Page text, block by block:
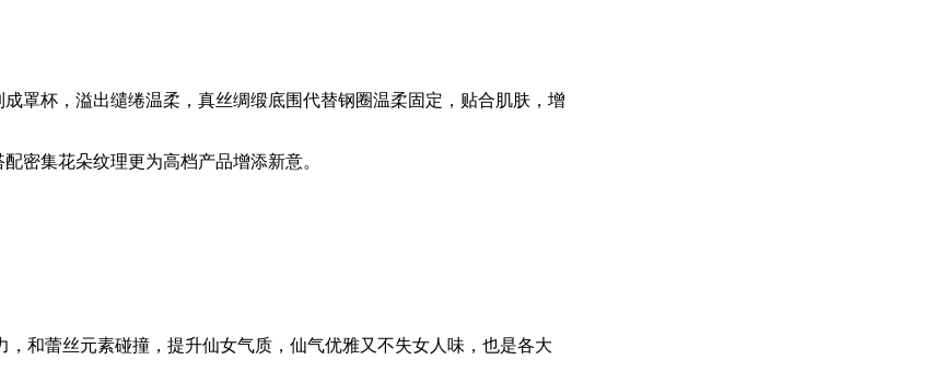
罩杯，溢出缱绻温柔，真丝绸缎底围代替钢圈温柔固定，贴合肌肤，增
密集花朵纹理更为高档产品增添新意。
，和蕾丝元素碰撞，提升仙女气质，仙气优雅又不失女人味，也是各大